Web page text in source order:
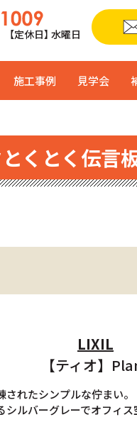
【定休日】 水曜日
施工事例 見学会
くとく伝言
LIXIL
【ティオ】
されたシンプルな佇まい。
シルバーグレーでオフィス